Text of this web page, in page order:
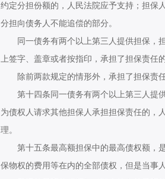
约定分担份额的，人民法院应予支持；担保
分担向债务人不能追偿的部分。
同一债务有两个以上第三人提供担保，担
上签字、盖章或者按指印，承担了担保责任
除前两款规定的情形外，承担了担保责任
第十四条同一债务有两个以上第三人提供
为债权人请求其他担保人承担担保责任的，
理。
第十五条最高额担保中的最高债权额，是
保物权的费用等在内的全部债权，但是当事